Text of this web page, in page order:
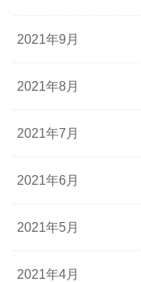
2021年9月
2021年8月
2021年7月
2021年6月
2021年5月
2021年4月